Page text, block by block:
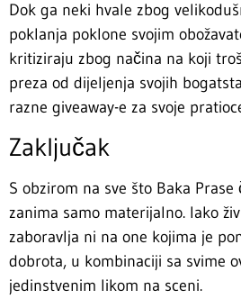
Dok ga neki hvale zbog
poklanja poklone svojim
kritiziraju zbog načina na koji
preza od dijeljenja svojih
razne giveaway-e za svoje
Zaključak
S obzirom na sve što Baka
zanima samo materijalno. Iako
zaboravlja ni na one kojima je
dobrota, u kombinaciji sa svime
jedinstvenim likom na sceni.